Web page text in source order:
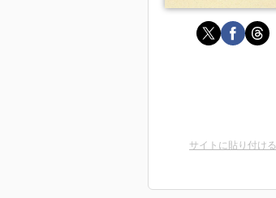
サイトに貼り付ける